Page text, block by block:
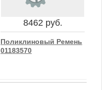
В корзину
8462 руб.
Поликлиновый Ремень
01183570